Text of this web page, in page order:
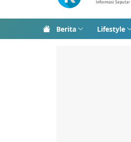
Berita Lifestyle